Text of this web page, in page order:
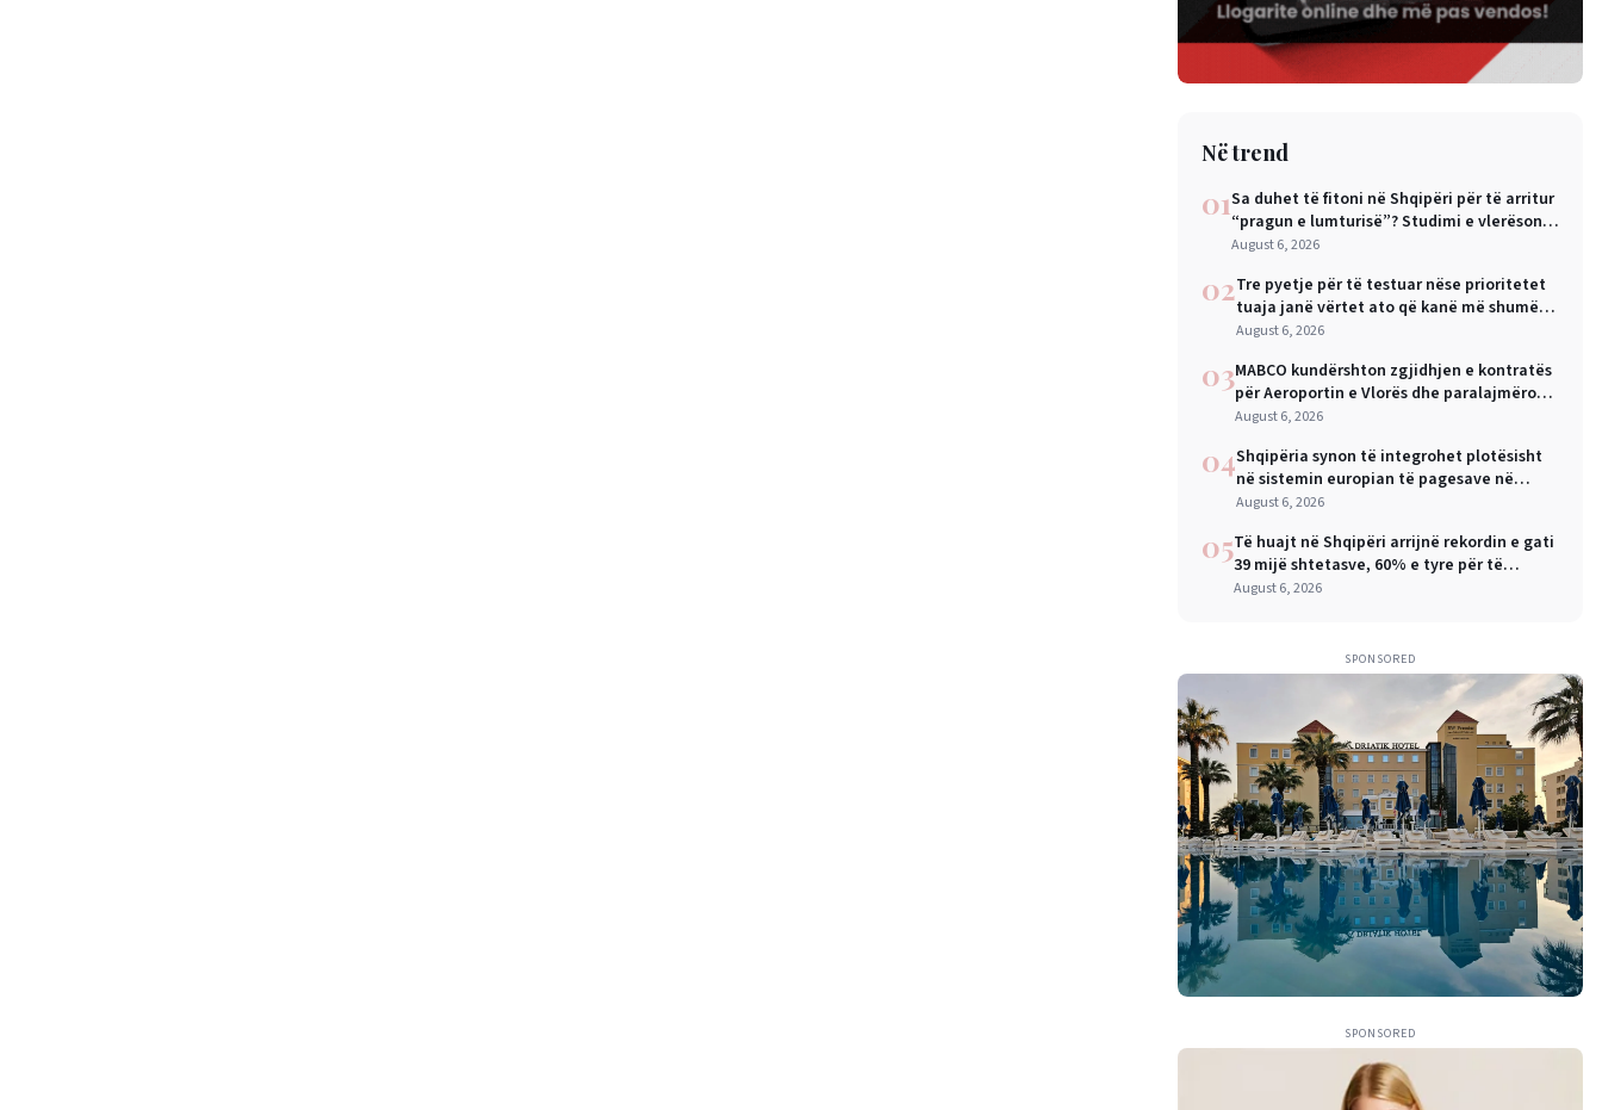
Në trend
01Sa duhet të fitoni në Shqipëri për të arritur
“pragun e lumturisë”? Studimi e vlerëson
në 28 mijë dollarë në vit
August 6, 2026
02Tre pyetje për të testuar nëse prioritetet
tuaja janë vërtet ato që kanë më shumë
rëndësi
August 6, 2026
03MABCO kundërshton zgjidhjen e kontratës
për Aeroportin e Vlorës dhe paralajmëron
arbitrazh ndërkombëtar
August 6, 2026
04Shqipëria synon të integrohet plotësisht
në sistemin europian të pagesave në
nëntor, Sejko: Kursime të mëdha për
August 6, 2026
05Të huajt në Shqipëri arrijnë rekordin e gati
39 mijë shtetasve, 60% e tyre për të
punuar
August 6, 2026
SPONSORED
SPONSORED